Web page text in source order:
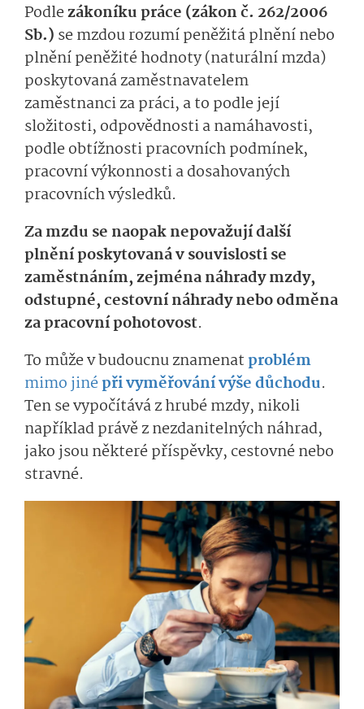
Podlezákoníku práce (zákon č. 262/2006
Sb.) se mzdou rozumí peněžitá plnění nebo
plnění peněžité hodnoty (naturální mzda)
poskytovaná zaměstnavatelem
zaměstnanci za práci, a to podle její
složitosti, odpovědnosti a namáhavosti,
podle obtížnosti pracovních podmínek,
pracovní výkonnosti a dosahovaných
pracovních výsledků.
Za mzdu se naopak nepovažují další
plnění poskytovaná v souvislosti se
zaměstnáním, zejména náhrady mzdy,
odstupné, cestovní náhrady nebo odměna
za pracovní pohotovost.
To může v budoucnu znamenatproblém
mimo jinépři vyměřování výše důchodu.
Ten se vypočítává z hrubé mzdy, nikoli
například právě z nezdanitelných náhrad,
jako jsou některé příspěvky, cestovné nebo
stravné.